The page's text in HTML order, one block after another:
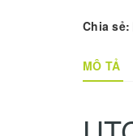
Chia sẻ:
MÔ TẢ